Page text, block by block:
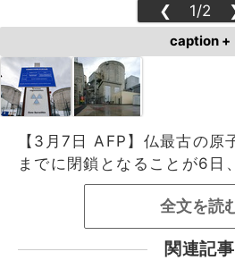
❮ 1/2
caption +
【3月7日 AFP】仏最古の原
までに閉鎖となることが6日
全文を読
関連記事